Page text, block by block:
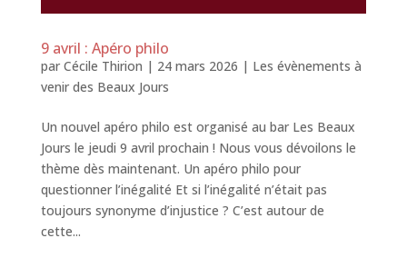
9 avril : Apéro philo
par Cécile Thirion | 24 mars 2026 | Les évènements à
venir des Beaux Jours
Un nouvel apéro philo est organisé au bar Les Beaux
Jours le jeudi 9 avril prochain ! Nous vous dévoilons le
thème dès maintenant. Un apéro philo pour
questionner l’inégalité Et si l’inégalité n’était pas
toujours synonyme d’injustice ? C’est autour de
cette...